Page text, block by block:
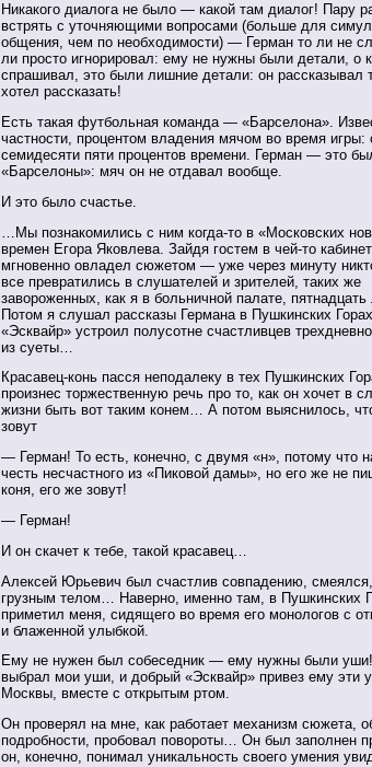
Никакого диалога не было — какой там диалог! Пару
встрять с уточняющими вопросами (больше для
общения, чем по необходимости) — Герман то ли не
ли просто игнорировал: ему не нужны были детали, о
спрашивал, это были лишние детали: он рассказывал
хотел рассказать!
Есть такая футбольная команда — «Барселона».
частности, процентом владения мячом во время игры:
семидесяти пяти процентов времени. Герман — это
«Барселоны»: мяч он не отдавал вообще.
И это было счастье.
…Мы познакомились с ним когда-то в «Московских
времен Егора Яковлева. Зайдя гостем в чей-то
мгновенно овладел сюжетом — уже через минуту
все превратились в слушателей и зрителей, таких же
завороженных, как я в больничной палате, пятнадцать
Потом я слушал рассказы Германа в Пушкинских
«Эсквайр» устроил полусотне счастливцев
из суеты…
Красавец-конь пасся неподалеку в тех Пушкинских
произнес торжественную речь про то, как он хочет в
жизни быть вот таким конем… А потом выяснилось,
зовут
— Герман! То есть, конечно, с двумя «н», потому что
честь несчастного из «Пиковой дамы», но его же не
коня, его же зовут!
— Герман!
И он скачет к тебе, такой красавец…
Алексей Юрьевич был счастлив совпадению,
грузным телом… Наверно, именно там, в Пушкинских
приметил меня, сидящего во время его монологов с
и блаженной улыбкой.
Ему не нужен был собеседник — ему нужны были
выбрал мои уши, и добрый «Эсквайр» привез ему эти
Москвы, вместе с открытым ртом.
Он проверял на мне, как работает механизм сюжета,
подробности, пробовал повороты… Он был заполнен
он, конечно, понимал уникальность своего умения